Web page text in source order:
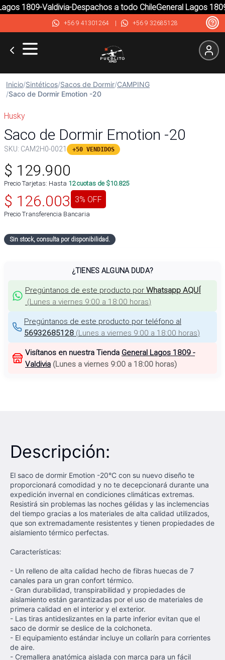
1809-Valdivia-Despachos a todo ChileGeneral Lagos
+56 9 41301264| +56 9 32685128
Inicio/Sintéticos/Sacos de Dormir/CAMPING
/Saco de Dormir Emotion -20
Husky
Saco de Dormir Emotion -20
SKU: CAM2H0-0021 +50 VENDIDOS
$ 129.900
Precio Tarjetas: Hasta 12cuotas de $10.825
$ 126.003 3% OFF
Precio Transferencia Bancaria
Sin stock, consulta por disponibilidad.
¿TIENES ALGUNA DUDA?
Pregúntanos de este producto por Whatsapp AQUÍ
(Lunes a viernes 9:00 a 18:00 horas)
Pregúntanos de este producto por teléfono al
56932685128 (Lunes a viernes 9:00 a 18:00 horas)
Visítanos en nuestra Tienda General Lagos 1809 -
Valdivia (Lunes a viernes 9:00 a 18:00 horas)
Descripción:
El saco de dormir Emotion -20°C con su nuevo diseño te
proporcionará comodidad y no te decepcionará durante una
expedición invernal en condiciones climáticas extremas.
Resistirá sin problemas las noches gélidas y las inclemencias
del tiempo gracias a los materiales de alta calidad utilizados,
que son extremadamente resistentes y tienen propiedades de
aislamiento térmico perfectas.
Características:
- Un relleno de alta calidad hecho de fibras huecas de 7
canales para un gran confort térmico.
- Gran durabilidad, transpirabilidad y propiedades de
aislamiento están garantizadas por el uso de materiales de
primera calidad en el interior y el exterior.
- Las tiras antideslizantes en la parte inferior evitan que el
saco de dormir se deslice de la colchoneta.
- El equipamiento estándar incluye un collarín para corrientes
de aire.
- Cremallera anatómica aislada con marca para un fácil